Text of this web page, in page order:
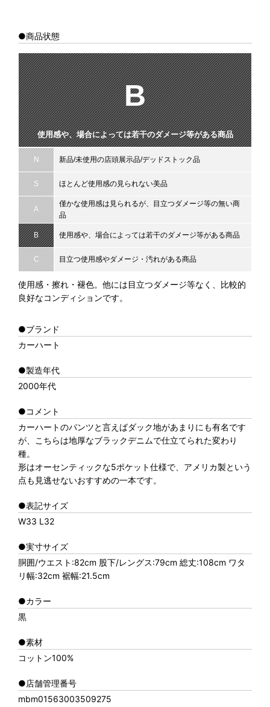
●商品状態
B
使用感や、場合によっては若干のダメージ等がある商品
N 新品/未使用の店頭展示品/デッドストック品
S ほとんど使用感の見られない美品
A
僅かな使用感は見られるが、目立つダメージ等の無い商
品
B 使用感や、場合によっては若干のダメージ等がある商品
C 目立つ使用感やダメージ・汚れがある商品
使用感・擦れ・褪色。他には目立つダメージ等なく、比較的
良好なコンディションです。
●ブランド
カーハート
●製造年代
2000年代
●コメント
カーハートのパンツと言えばダック地があまりにも有名です
が、こちらは地厚なブラックデニムで仕立てられた変わり
種。
形はオーセンティックな5ポケット仕様で、アメリカ製という
点も見逃せないおすすめの一本です。
●表記サイズ
W33 L32
●実寸サイズ
胴囲/ウエスト:82cm 股下/レングス:79cm 総丈:108cm ワタ
リ幅:32cm 裾幅:21.5cm
●カラー
黒
●素材
コットン100%
●店舗管理番号
mbm01563003509275